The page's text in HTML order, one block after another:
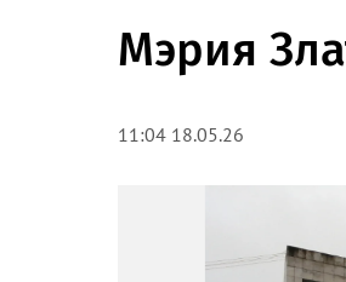
Мэрия
11:04 18.05.26